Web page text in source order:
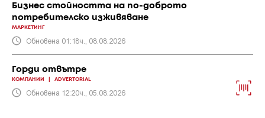
Бизнес стойността на по-доброто
потребителско изживяване
МАРКЕТИНГ
Обновена 01:18ч., 08.08.2026
Горди отвътре
КОМПАНИИ ADVERTORIAL
Обновена 12:20ч., 05.08.2026